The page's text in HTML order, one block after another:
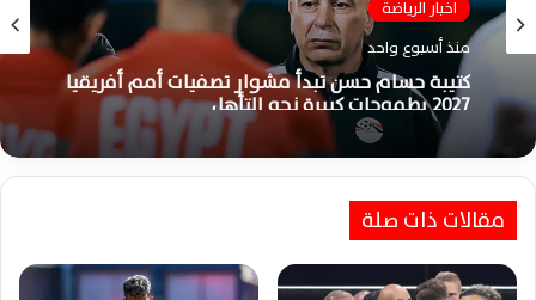
اخبار الرياضة
منذ أسبوع واحد
كتيبة حسام حسن تبدأ مشوار تصفيات أمم أفريقيا
2027 بطموحات كبيرة نحو التأهل
مقالات ذات صلة